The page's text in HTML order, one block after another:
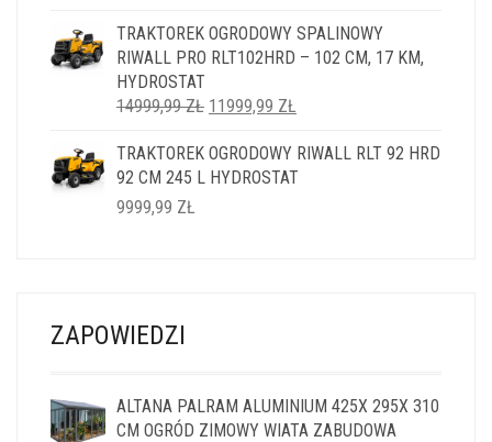
TRAKTOREK OGRODOWY SPALINOWY
RIWALL PRO RLT102HRD – 102 CM, 17 KM,
HYDROSTAT
14999,99ZŁ PIERWOTNA
WYNOSIŁA:
14999,99 ZŁ.
11999,99 ZŁ
WYNOSI:
11999,99 ZŁ.
TRAKTOREK OGRODOWY RIWALL RLT 92 HRD
92 CM 245 L HYDROSTAT
9999,99 ZŁ
ZAPOWIEDZI
ALTANA PALRAM ALUMINIUM 425X 295X 310
CM OGRÓD ZIMOWY WIATA ZABUDOWA